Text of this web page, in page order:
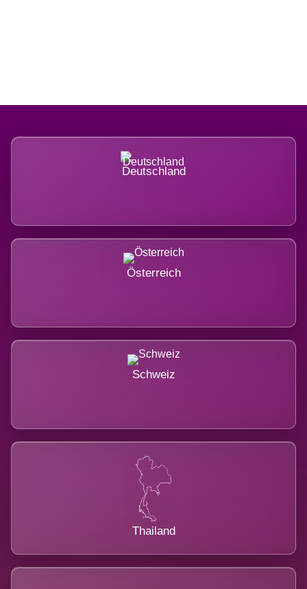
Deutschland
Österreich
Schweiz
Thailand